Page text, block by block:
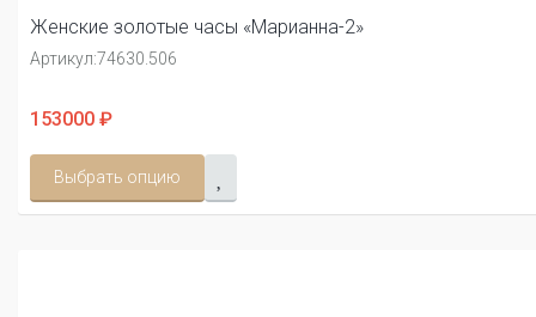
Женские золотые часы «Марианна-2»
Артикул:74630.506
153000 ₽
Выбрать опцию